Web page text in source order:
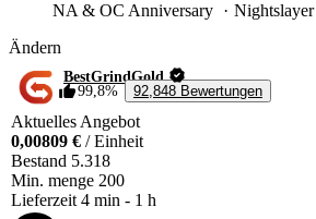
NA & OC Anniversary Nightslayer
Ändern
BestGrindGold
99,8%
92,848 Bewertungen
Aktuelles Angebot
0,00809 € / Einheit
Bestand 5.318
Min. menge 200
Lieferzeit 4 min - 1 h